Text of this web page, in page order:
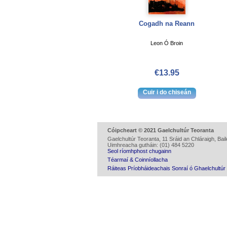
Cogadh na Reann
Leon Ó Broin
€13.95
Cóipcheart © 2021 Gaelchultúr Teoranta
Gaelchultúr Teoranta, 11 Sráid an Chláraigh,
Uimhreacha gutháin: (01) 484 5220
Seol ríomhphost chugainn
Téarmaí & Coinníollacha
Ráiteas Príobháideachais Sonraí ó Ghaelchultúr